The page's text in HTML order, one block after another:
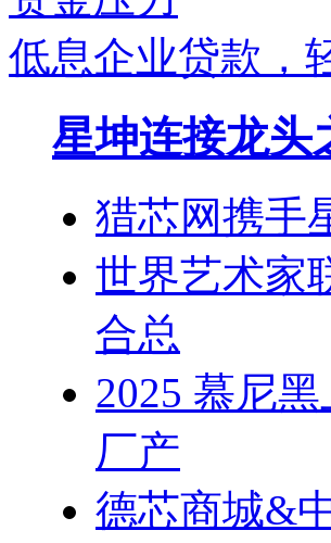
低息企业贷款，
星坤连接龙头
猎芯网携手
世界艺术家
合总
2025 慕尼
厂产
德芯商城&